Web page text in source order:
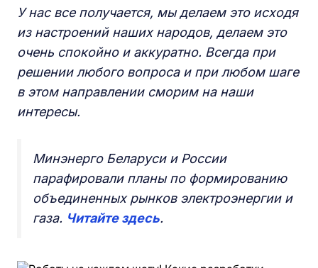
У нас все получается, мы делаем это исходя
из настроений наших народов, делаем это
очень спокойно и аккуратно. Всегда при
решении любого вопроса и при любом шаге
в этом направлении сморим на наши
интересы.
Минэнерго Беларуси и России
парафировали планы по формированию
объединенных рынков электроэнергии и
газа. Читайте здесь.